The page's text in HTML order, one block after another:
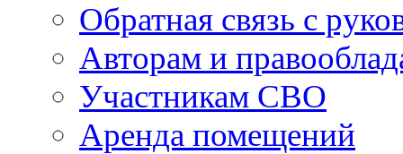
Обратная связь с
Авторам и
Участникам СВО
Аренда помещений